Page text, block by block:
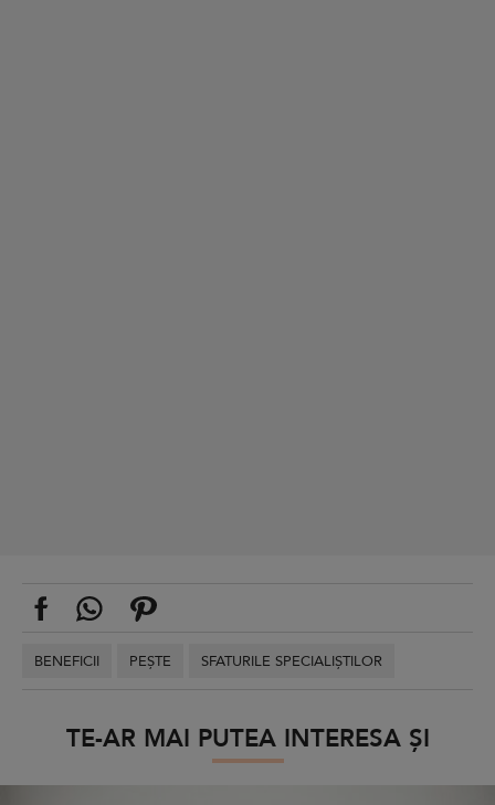
BENEFICII PEȘTE SFATURILE SPECIALIȘTILOR
TE-AR MAI PUTEA INTERESA ȘI